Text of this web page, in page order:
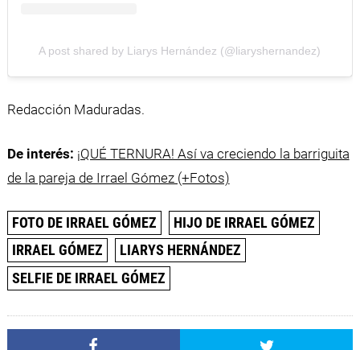
A post shared by Liarys Hernández (@liaryshernandez)
Redacción Maduradas.
De interés: ¡QUÉ TERNURA! Así va creciendo la barriguita
de la pareja de Irrael Gómez (+Fotos)
FOTO DE IRRAEL GÓMEZ
HIJO DE IRRAEL GÓMEZ
IRRAEL GÓMEZ
LIARYS HERNÁNDEZ
SELFIE DE IRRAEL GÓMEZ